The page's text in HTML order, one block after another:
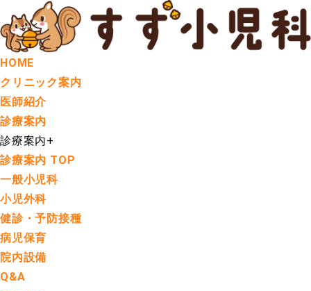
HOME
クリニック案内
医師紹介
診療案内
診療案内+
診療案内 TOP
一般小児科
小児外科
健診・予防接種
病児保育
院内設備
Q&A